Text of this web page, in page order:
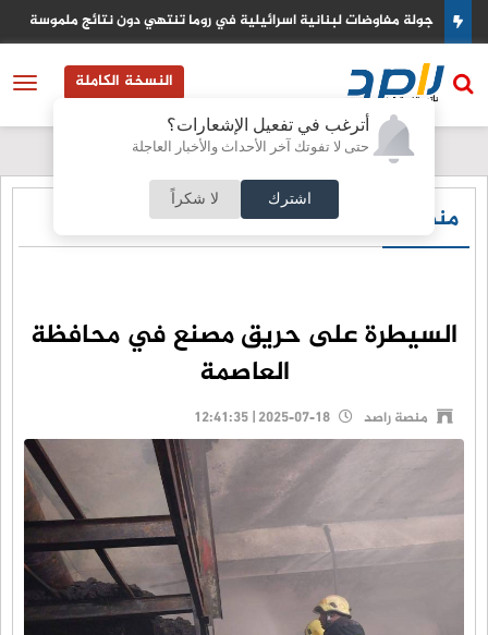
أترغب في تفعيل الإشعارات؟
حتى لا تفوتك آخر الأحداث والأخبار العاجلة
اشترك لا شكراً
جولة مفاوضات لبنانية اسرائيلية في روما تنتهي دون نتائج ملموسة
النسخة الكاملة
منصة راصد
السيطرة على حريق مصنع في محافظة
العاصمة
منصة راصد